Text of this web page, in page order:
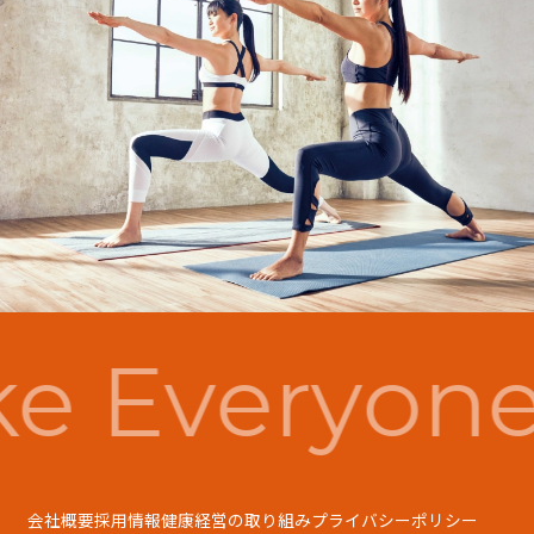
会社概要採用情報健康経営の取り組みプライバシーポリシー